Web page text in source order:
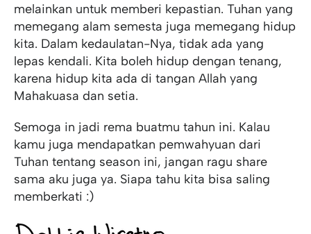
melainkan untuk memberi kepastian. Tuhan yang
memegang alam semesta juga memegang hidup
kita. Dalam kedaulatan-Nya, tidak ada yang
lepas kendali. Kita boleh hidup dengan tenang,
karena hidup kita ada di tangan Allah yang
Mahakuasa dan setia.
Semoga in jadi rema buatmu tahun ini. Kalau
kamu juga mendapatkan pemwahyuan dari
Tuhan tentang season ini, jangan ragu share
sama aku juga ya. Siapa tahu kita bisa saling
memberkati :)